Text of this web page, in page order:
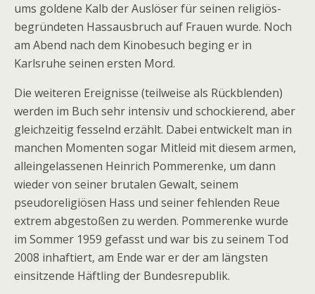
ums goldene Kalb der Auslöser für seinen religiös-
begründeten Hassausbruch auf Frauen wurde. Noch
am Abend nach dem Kinobesuch beging er in
Karlsruhe seinen ersten Mord.
Die weiteren Ereignisse (teilweise als Rückblenden)
werden im Buch sehr intensiv und schockierend, aber
gleichzeitig fesselnd erzählt. Dabei entwickelt man in
manchen Momenten sogar Mitleid mit diesem armen,
alleingelassenen Heinrich Pommerenke, um dann
wieder von seiner brutalen Gewalt, seinem
pseudoreligiösen Hass und seiner fehlenden Reue
extrem abgestoßen zu werden. Pommerenke wurde
im Sommer 1959 gefasst und war bis zu seinem Tod
2008 inhaftiert, am Ende war er der am längsten
einsitzende Häftling der Bundesrepublik.